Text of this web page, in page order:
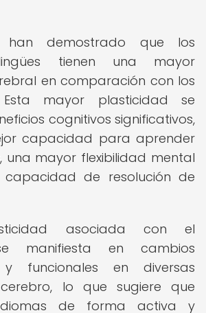
han demostrado que los
tienen una mayor
en comparación con los
Esta mayor plasticidad se
cognitivos significativos,
capacidad para aprender
una mayor flexibilidad mental
de resolución de
asociada con el
manifiesta en cambios
y funcionales en diversas
lo que sugiere que
de forma activa y